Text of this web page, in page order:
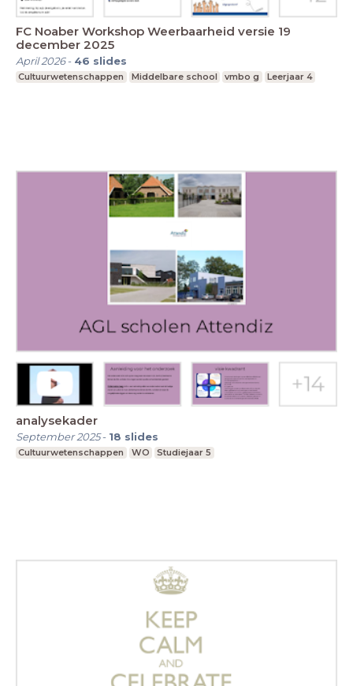
FC Noaber Workshop Weerbaarheid versie 19
december 2025
April 2026- 46 slides
Cultuurwetenschappen Middelbare school vmbo g Leerjaar 4
analysekader
September 2025- 18 slides
Cultuurwetenschappen WO Studiejaar 5